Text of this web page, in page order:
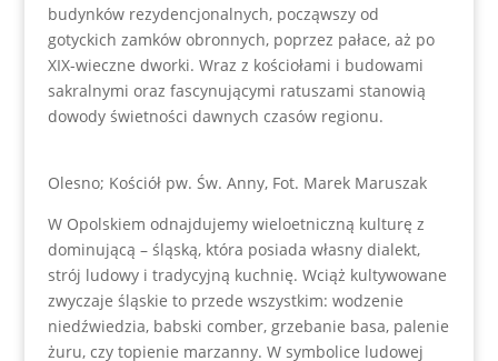
budynków rezydencjonalnych, począwszy od
gotyckich zamków obronnych, poprzez pałace, aż po
XIX-wieczne dworki. Wraz z kościołami i budowami
sakralnymi oraz fascynującymi ratuszami stanowią
dowody świetności dawnych czasów regionu.
Olesno; Kościół pw. Św. Anny, Fot. Marek Maruszak
W Opolskiem odnajdujemy wieloetniczną kulturę z
dominującą – śląską, która posiada własny dialekt,
strój ludowy i tradycyjną kuchnię. Wciąż kultywowane
zwyczaje śląskie to przede wszystkim: wodzenie
niedźwiedzia, babski comber, grzebanie basa, palenie
żuru, czy topienie marzanny. W symbolice ludowej